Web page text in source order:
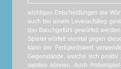
wichtigen Entscheidungen die
auch bei einem Levelaufstieg
das Bauchgefühl gewürfelt
Spieler würfelt viermal gegen
kann der Fertigkeitswert
Gegenstände, welche sich
werden können. Auch